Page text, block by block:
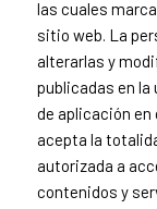
las cuales
sitio web. La
alterarlas y
publicadas en la
de aplicación en
acepta la
autorizada a
contenidos y